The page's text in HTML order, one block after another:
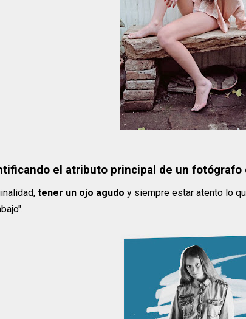
el atributo principal de un fotógrafo
tener un ojo agudo y siempre estar atento lo